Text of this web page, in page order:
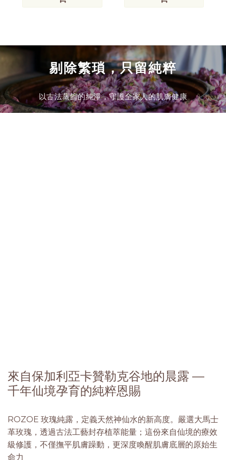
剔除繁瑣，只留純粹
以古法蒸餾的純淨，守護全家人的肌膚健康
來自保加利亞卡贊勒克谷地的晨露 —
千年仙境孕育的純粹恩賜
ROZOE 玫瑰純露，定義天然神仙水的新高度。嚴選大馬士
革玫瑰，透過古法工藝封存植萃能量；這份來自仙境的療效
級修護，不僅撫平肌膚躁動，更深度喚醒肌膚底層的原始生
命力